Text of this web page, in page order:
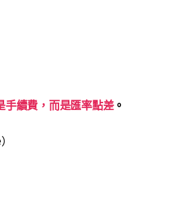
手續費，而是匯率點差。